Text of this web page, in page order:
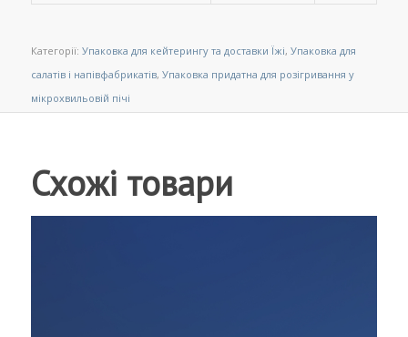
Категорії: Упаковка для кейтерингу та доставки Їжі, Упаковка для
салатів і напівфабрикатів, Упаковка придатна для розігривання у
мікрохвильовій пічі
Схожі товари